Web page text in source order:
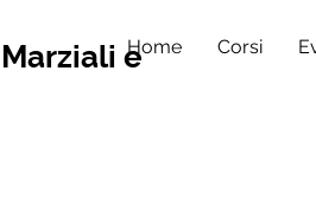
e
Home Corsi